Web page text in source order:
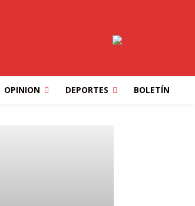
OPINION DEPORTES BOLETÍN